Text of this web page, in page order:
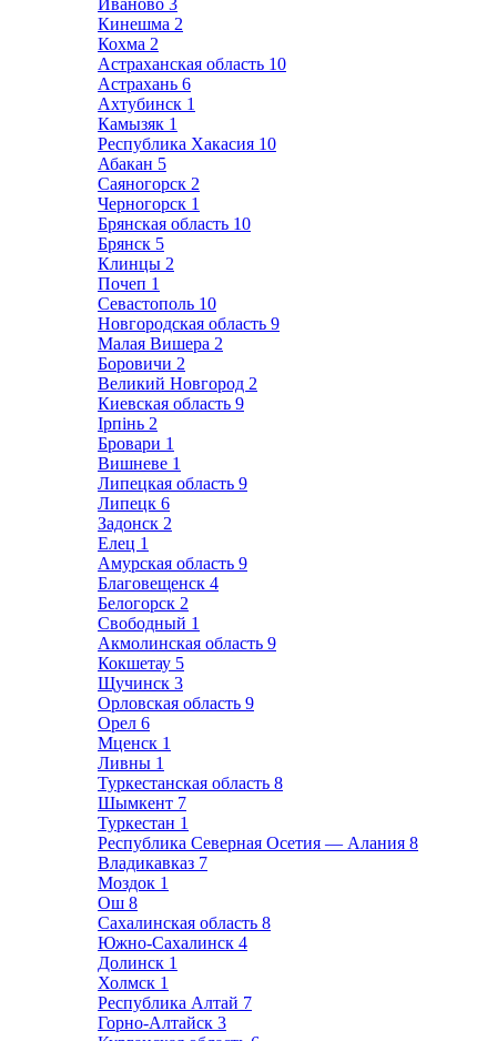
Иваново 3
Кинешма 2
Кохма 2
Астраханская область 10
Астрахань 6
Ахтубинск 1
Камызяк 1
Республика Хакасия 10
Абакан 5
Саяногорск 2
Черногорск 1
Брянская область 10
Брянск 5
Клинцы 2
Почеп 1
Севастополь 10
Новгородская область 9
Малая Вишера 2
Боровичи 2
Великий Новгород 2
Киевская область 9
Ірпінь 2
Бровари 1
Вишневе 1
Липецкая область 9
Липецк 6
Задонск 2
Елец 1
Амурская область 9
Благовещенск 4
Белогорск 2
Свободный 1
Акмолинская область 9
Кокшетау 5
Щучинск 3
Орловская область 9
Орел 6
Мценск 1
Ливны 1
Туркестанская область 8
Шымкент 7
Туркестан 1
Республика Северная Осетия — Алания 8
Владикавказ 7
Моздок 1
Ош 8
Сахалинская область 8
Южно-Сахалинск 4
Долинск 1
Холмск 1
Республика Алтай 7
Горно-Алтайск 3